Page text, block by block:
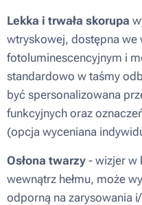
Lekka i trwała skorupa
wtryskowej, dostępna we
fotoluminescencyjnym i
standardowo w taśmy
być spersonalizowana
funkcyjnych oraz
(opcja wyceniana
Osłona twarzy - wizjer w
wewnątrz hełmu, może
odporną na zarysowania